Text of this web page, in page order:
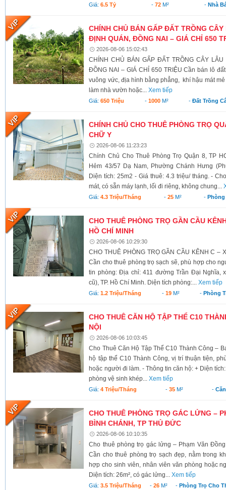
Giá:6.5 Tỷ -72 M² - Nhà
CHÍNH CHỦ BÁN GẤP ĐẤT TRỒNG
ĐỊNH QUÁN, ĐỒNG NAI – GIÁ CHỈ 650
2026-08-06 15:02:43
CHÍNH CHỦ BÁN GẤP ĐẤT TRỒNG CÂY LÂU
ĐỒNG NAI – GIÁ CHỈ 650 TRIỆU Cần bán lô
vuông vức, địa hình bằng phẳng, khí hậu mát
làm nhà vườn hoặc...Xem tiếp
Giá:650 Triệu - 1000M² -Đất Trồng
CHÍNH CHỦ CHO THUÊ PHÒNG TRỌ
CHỮ Y
2026-08-06 11:23:23
Chính Chủ Cho Thuê Phòng Trọ Quận 8, TP
Hẻm 43/57 Dạ Nam, Phường Chánh Hưng
Diện tích: 25m2 - Giá thuê: 4.3 triệu/ tháng. -
mát, có sẵn máy lạnh, lối đi riêng, không chung...
Giá:4.3 Triệu/tháng - 25M² -Phòng
CHO THUÊ PHÒNG TRỌ GẦN CẦU
HỒ CHÍ MINH
2026-08-06 10:29:30
CHO THUÊ PHÒNG TRỌ GẦN CẦU KÊNH C –
Cần cho thuê phòng trọ sạch sẽ, phù hợp cho
tin phòng: Địa chỉ: 411 đường Trần Đại Nghĩa,
cũ), TP. Hồ Chí Minh. Diện tích phòng:...Xem tiếp
Giá:1.2 Triệu/tháng - 19M² - Phòng
CHO THUÊ CĂN HỘ TẬP THỂ C10
NỘI
2026-08-06 10:03:45
Cho Thuê Căn Hộ Tập Thể C10 Thành Công –
hộ tập thể C10 Thành Công, vị trí thuận tiện,
hoặc người đi làm. - Thông tin căn hộ: + Diện
phòng vệ sinh khép...Xem tiếp
Giá:4 Triệu/tháng -35 M² -
CHO THUÊ PHÒNG TRỌ GÁC LỬNG –
BÌNH CHÁNH, TP THỦ ĐỨC
2026-08-06 10:10:35
Cho thuê phòng trọ gác lửng – Phạm Văn
Cần cho thuê phòng trọ sạch đẹp, nằm trong
hợp cho sinh viên, nhân viên văn phòng hoặc
Diện tích: 26m², có gác lửng...Xem tiếp
Giá:3.5 Triệu/tháng - 26M² -Phòng Trọ Cho